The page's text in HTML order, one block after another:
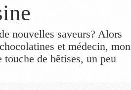
nouvelles saveurs? Alors
et médecin, mon
de bêtises, un peu